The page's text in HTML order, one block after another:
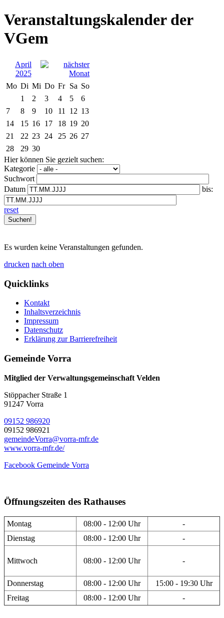
Veranstaltungskalender der
VGem
April
2025
Mo Di Mi Do Fr Sa So
1
2 3 4 5
6
7
8 9 10 11 12 13
14
15 16 17 18 19 20
21
22 23 24 25 26 27
28
29 30
Hier können Sie gezielt suchen:
Kategorie
Suchwort
Datum
bis:
reset
Es wurden keine Veranstaltungen gefunden.
drucken nach oben
Quicklinks
Kontakt
Inhaltsverzeichnis
Impressum
Datenschutz
Erklärung zur Barrierefreiheit
Gemeinde Vorra
Mitglied der Verwaltungsgemeinschaft Velden
Stöppacher Straße 1
91247 Vorra
09152 986920
09152 986921
gemeindeVorra@vorra-mfr.de
www.vorra-mfr.de/
Facebook Gemeinde Vorra
Öffnungszeiten des Rathauses
Montag 08:00 - 12:00 Uhr
-
Dienstag
08:00 - 12:00 Uhr -
Mittwoch 08:00 - 12:00 Uhr -
Donnerstag 08:00 - 12:00 Uhr
15:00 - 19:30 Uhr
Freitag
08:00 - 12:00 Uhr -